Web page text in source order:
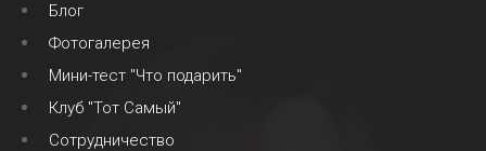
Блог
Фотогалерея
Мини-тест "Что подарить"
Клуб "Тот Самый"
Сотрудничество